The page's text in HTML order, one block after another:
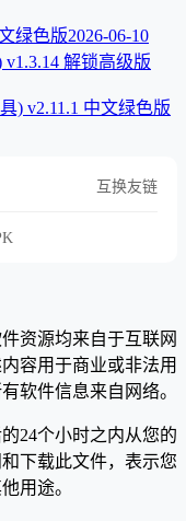
绿色版2026-06-10
解锁高级版
) v2.11.1 中文绿色版
互换友链
资源均来自于互联网
容用于商业或非法用
软件信息来自网络。
24个小时之内从您的
下载此文件，表示您
用途。